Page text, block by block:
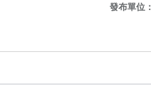
發布單位：